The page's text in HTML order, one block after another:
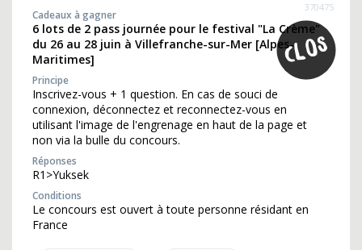
370475
Cadeaux à gagner
6 lots de 2 pass journée pour le festival "La Crème"
du 26 au 28 juin à Villefranche-sur-Mer [Alpes-
Maritimes]
Principe
Inscrivez-vous + 1 question. En cas de souci de
connexion, déconnectez et reconnectez-vous en
utilisant l'image de l'engrenage en haut de la page et
non via la bulle du concours.
Réponses
R1>Yuksek
Conditions
Le concours est ouvert à toute personne résidant en
France